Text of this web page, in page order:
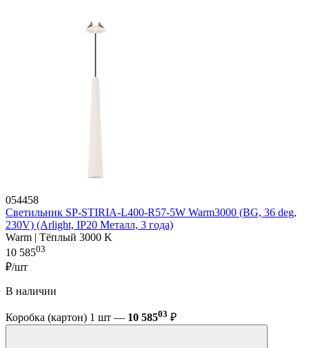
054458
Светильник SP-STIRIA-L400-R57-5W Warm3000 (BG, 36 deg,
230V) (Arlight, IP20 Металл, 3 года)
Warm | Тёплый 3000 K
10 58503
₽/шт
В наличии
Коробка (картон) 1 шт — 10 58503 ₽